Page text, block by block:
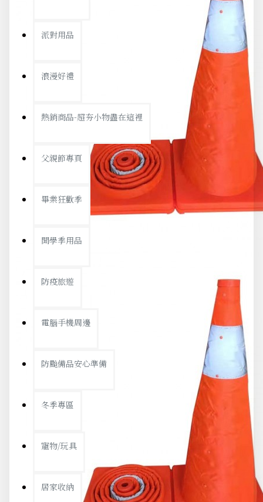
派對用品
浪漫好禮
熱銷商品-超夯小物盡在這裡
父親節專頁
畢業狂歡季
開學季用品
防疫旅遊
電腦手機周邊
防颱備品安心準備
冬季專區
寵物/玩具
居家收納